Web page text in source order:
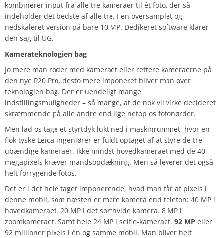
kombinerer input fra alle tre kameraer til ét foto, der så
indeholder det bedste af alle tre. I en oversamplet og
nedskaleret version på bare 10 MP. Dedikeret software klarer
den sag til UG.
Kamerateknologien bag
Jo mere man roder med kameraet eller rettere kameraerne på
den nye P20 Pro, desto mere imponeret bliver man over
teknologien bag. Der er uendeligt mange
indstillingsmuligheder – så mange, at de nok vil virke decideret
skræmmende på alle andre end lige netop os fotonørder.
Men lad os tage et styrtdyk lukt ned i maskinrummet, hvor en
flok tyske Leica-ingeniører er fuldt optaget af at styre de tre
ubændige kameraer. Ikke mindst hovedkameraet med de 40
megapixels kræver mandsopdækning. Men så leverer det også
helt forrygende fotos.
Det er i det hele taget imponerende, hvad man får af pixels i
denne mobil, som næsten er mere kamera end telefon: 40 MP i
hovedkameraet. 20 MP i det sorthvide kamera. 8 MP i
zoomkameraet. Samt hele 24 MP i selfie-kameraet. 92 MP eller
92 millioner pixels i én og samme mobil. Man bliver helt